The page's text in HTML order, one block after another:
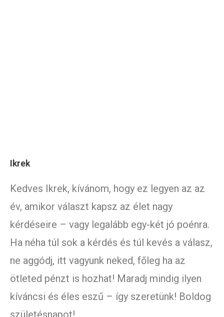
Ikrek
Kedves Ikrek, kívánom, hogy ez legyen az az
év, amikor választ kapsz az élet nagy
kérdéseire – vagy legalább egy-két jó poénra.
Ha néha túl sok a kérdés és túl kevés a válasz,
ne aggódj, itt vagyunk neked, főleg ha az
ötleted pénzt is hozhat! Maradj mindig ilyen
kíváncsi és éles eszű – így szeretünk! Boldog
születésnapot!